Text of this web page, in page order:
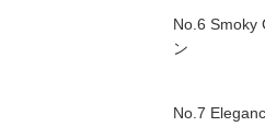
書店
No.6 Smoky
ン
No.7